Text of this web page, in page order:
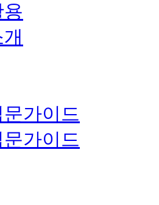
가이드
가이드